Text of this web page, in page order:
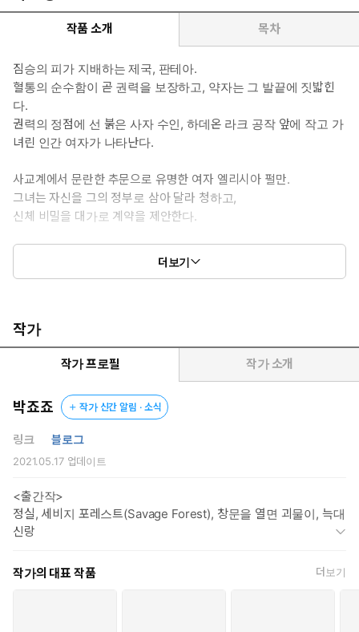
작품 소개 목차
짐승의 피가 지배하는 제국, 판테아.
혈통의 순수함이 곧 권력을 보장하고, 약자는 그 발끝에 짓밟힌
다.
권력의 정점에 선 붉은 사자 수인, 하데온 라크 공작 앞에 작고 가
녀린 인간 여자가 나타난다.
사교계에서 문란한 추문으로 유명한 여자 엘리시아 펄만.
그녀는 자신을 그의 정부로 삼아 달라 청하고,
신체 비밀을 대가로 계약을 제안한다.
“너… 이 빌어먹을, 대체 정체가 뭐야.”
“보시다시피, 제 살결은 수인들을 흥분시키는 힘이 있습니다.”
여자에게 흥미를 느끼며 조건을 내건다.
“내 정부가 되는 동안 다른 사내를 만나지 않겠다, 이 자리에서 신
앞에 맹세해.”
“아, 알겠어요.”
“아니지.”
하데온이 손에 쥐고 있던 엘리시아의 미사포를 건네주며 싱긋 웃었
다.
“매, 맹세를요?”
더보기
작가
작가 프로필 작가 소개
박죠죠 작가 신간 알림 · 소식
링크 블로그
2021.05.17업데이트
<출간작>
정실, 세비지 포레스트(Savage Forest), 창문을 열면 괴물이, 늑대
신랑
작가의 대표 작품 더보기